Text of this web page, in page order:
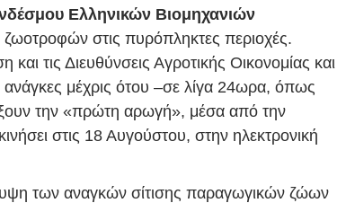
Ελληνικών Βιομηχανιών
στις πυρόπληκτες περιοχές.
τις Διευθύνσεις Αγροτικής Οικονομίας και
μέχρις ότου –σε λίγα 24ωρα, όπως
την «πρώτη αρωγή», μέσα από την
στις 18 Αυγούστου, στην ηλεκτρονική
των αναγκών σίτισης παραγωγικών ζώων